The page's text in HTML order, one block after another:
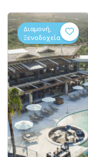
(1381)
Διαμονή,
Ξενοδοχεία